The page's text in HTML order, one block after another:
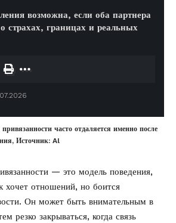
возможна, если оба партнера
страхах, границах и реальных
часто отдаляется именно после
Источник: Al
— это модель поведения,
хочет отношений, но боится
Он может быть внимательным в
резко закрываться, когда связь